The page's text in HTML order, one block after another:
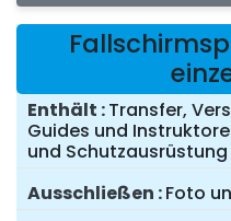
Enthält Transfer,
Guides und
und Schutzausrüstung
Ausschließen Foto